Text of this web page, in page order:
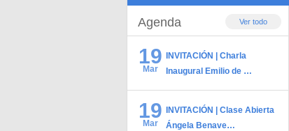
Ver todo
Agenda
19
Mar
INVITACIÓN | Charla
Inaugural Emilio de …
19
Mar
INVITACIÓN | Clase Abierta
Ángela Benave…